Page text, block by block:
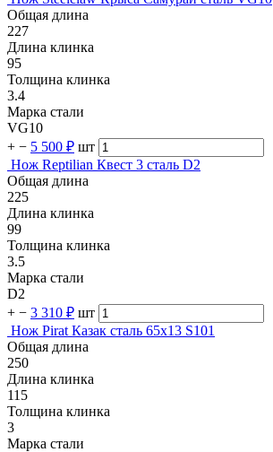
Общая длина
227
Длина клинка
95
Толщина клинка
3.4
Марка стали
VG10
+ − 5 500 ₽ шт
Нож Reptilian Квест 3 сталь D2
Общая длина
225
Длина клинка
99
Толщина клинка
3.5
Марка стали
D2
+ − 3 310 ₽ шт
Нож Pirat Казак сталь 65х13 S101
Общая длина
250
Длина клинка
115
Толщина клинка
3
Марка стали